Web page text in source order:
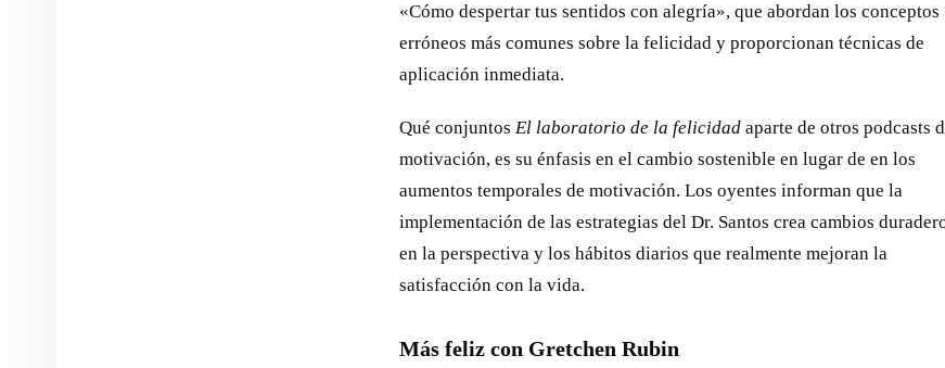
«Cómo despertar tus sentidos con alegría», que abordan los conceptos
erróneos más comunes sobre la felicidad y proporcionan técnicas de
aplicación inmediata.
Qué conjuntos El laboratorio de la felicidad aparte de otros podcasts
motivación, es su énfasis en el cambio sostenible en lugar de en los
aumentos temporales de motivación. Los oyentes informan que la
implementación de las estrategias del Dr. Santos crea cambios
en la perspectiva y los hábitos diarios que realmente mejoran la
satisfacción con la vida.
Más feliz con Gretchen Rubin